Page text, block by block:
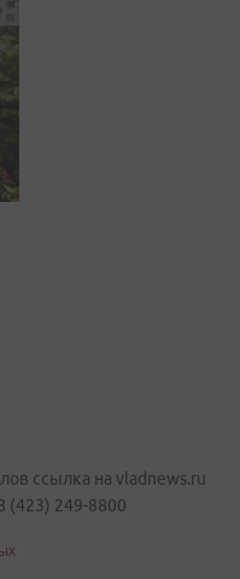
ссылка на vladnews.ru
(423) 249-8800